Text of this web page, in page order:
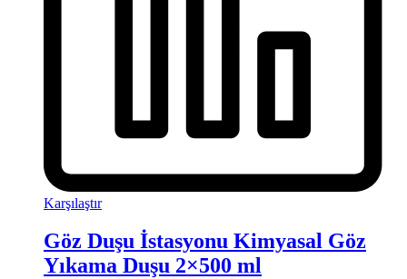
Karşılaştır
Göz Duşu İstasyonu Kimyasal Göz
Yıkama Duşu 2×500 ml